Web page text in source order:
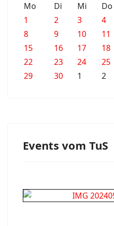
Mo
Di Mi Do
1
2 3 4
8
9 10 11
15
16 17 18
22
23 24 25
29
30 1 2
Events vom TuS